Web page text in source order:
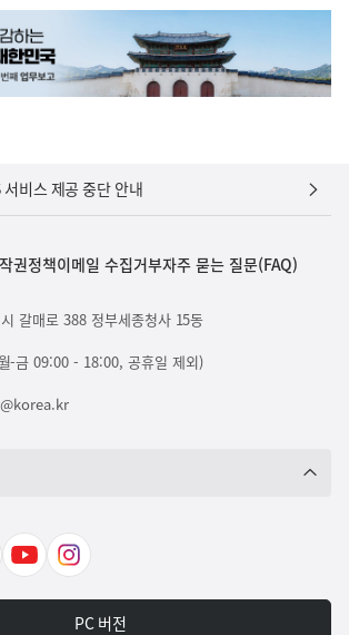
비스 제공 중단 안내
권정책이메일 수집거부자주 묻는 질문(FAQ)
갈매로 388 정부세종청사 15동
-금 09:00 - 18:00, 공휴일 제외)
유
인
타
PC 버전